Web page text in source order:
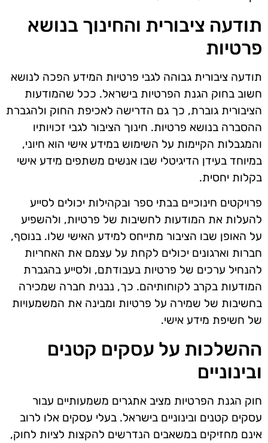
תודעה ציבורית והחינוך בנושא
פרטיות
תודעה ציבורית גבוהה לגבי פרטיות המידע הפכה לנושא
חשוב בחוק הגנת הפרטיות בישראל. ככל שהמודעות
הציבורית גוברת, כך גם הדרישה לאכיפת החוק ולהגברת
ההסברה בנושא פרטיות. חינוך הציבור לגבי זכויותיו
והמגבלות הקיימות על השימוש במידע אישי הוא חיוני,
במיוחד בעידן הדיגיטלי שבו אנשים משתפים מידע אישי
בקלות יחסית.
פרויקטים חינוכיים בבתי ספר ובקהילות יכולים לסייע
להעלות את המודעות לחשיבות של פרטיות, ולהשפיע
על האופן שבו הציבור מתייחס למידע האישי שלו. בנוסף,
חברות וארגונים יכולים לקחת על עצמם את האחריות
להנחיל ערכים של פרטיות בעבודתם, ולסייע בהגברת
המודעות בקרב לקוחותיהם. כך, נבנית חברה שמכירה
בחשיבות של שמירה על פרטיות ומבינה את המשמעויות
של חשיפת מידע אישי.
ההשלכות על עסקים קטנים
ובינוניים
חוק הגנת הפרטיות מציב אתגרים משמעותיים עבור
עסקים קטנים ובינוניים בישראל. בעלי עסקים אלו לרוב
אינם מחזיקים במשאבים הנדרשים להקצות לציות לחוק,